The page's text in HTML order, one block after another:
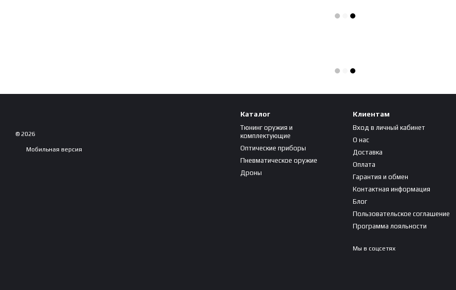
© 2026
Мобильная версия
Каталог
Тюнинг оружия и
комплектующие
Оптические приборы
Пневматическое оружие
Дроны
Клиентам
Вход в личный кабинет
О нас
Доставка
Оплата
Гарантия и обмен
Контактная информация
Блог
Пользовательское соглашение
Программа лояльности
Мы в соцсетях